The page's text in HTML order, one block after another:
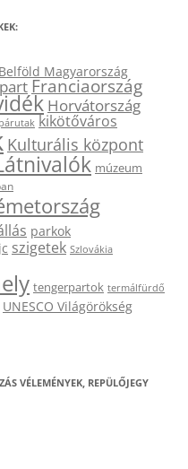
Belföld Magyarország
Franciaország
Horvátország
kikötőváros
Kulturális központ
múzeum
parkok
szigetek Szlovákia
tengerpartok termálfürdő
UNESCO Világörökség
VÉLEMÉNYEK, REPÜLŐJEGY